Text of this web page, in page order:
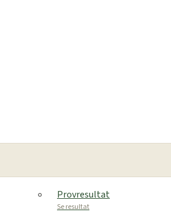
Provresultat
Se resultat